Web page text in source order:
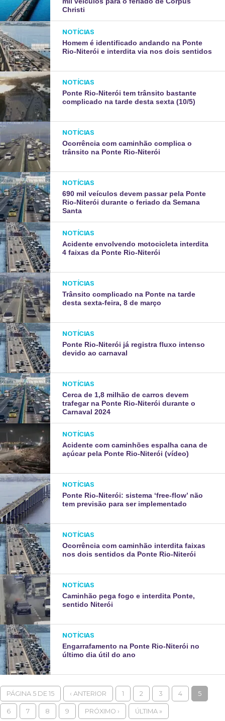
Christi
NOTÍCIAS
Homem é identificado andando na Ponte
Rio-Niterói e interdita via nos dois sentidos
NOTÍCIAS
Ponte Rio-Niterói tem trânsito bastante
complicado na tarde desta sexta (10/5)
NOTÍCIAS
Ocorrência com caminhão complica o
trânsito na Ponte Rio-Niterói
NOTÍCIAS
690 mil veículos devem passar pela Ponte
Rio-Niterói durante o feriado da Semana
Santa
NOTÍCIAS
Acidente envolvendo motocicleta interdita
4 faixas da Ponte Rio-Niterói
NOTÍCIAS
Trânsito complicado na Ponte na tarde
desta sexta-feira, 8 de março
NOTÍCIAS
Ponte Rio-Niterói já registra fluxo intenso
devido ao carnaval
NOTÍCIAS
Cerca de 1,8 milhão de carros devem
trafegar na Ponte Rio-Niterói durante o
Carnaval 2024
NOTÍCIAS
Acidente com caminhões espalha cana de
açúcar pela Ponte Rio-Niterói (vídeo)
NOTÍCIAS
Ponte Rio-Niterói: sistema ‘free-flow’ não
tem previsão para ser implementado
NOTÍCIAS
Ocorrência com caminhão interdita faixas
nos dois sentidos da Ponte Rio-Niterói
NOTÍCIAS
Caminhão pega fogo e interdita Ponte,
sentido Niterói
NOTÍCIAS
Engarrafamento na Ponte Rio-Niterói no
último dia útil do ano
PÁGINA 5 DE 15 ‹ ANTERIOR 1 2 3 4 5
6 7 8 9 PRÓXIMO › ÚLTIMA »